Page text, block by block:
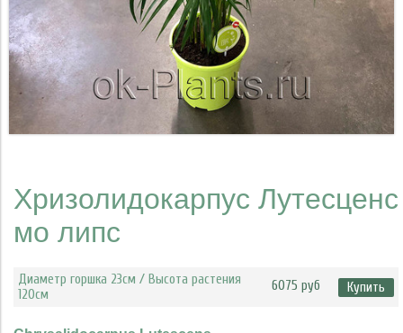
Хризолидокарпус Лутесценс
мо липс
Диаметр горшка 23см / Высота растения
120см
6075 руб Купить